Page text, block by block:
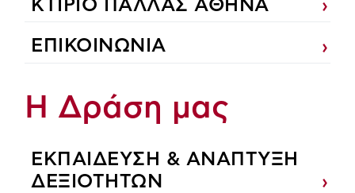
ΚΤΙΡΙΟ ΠΑΛΛΑΣ ΑΘΗΝΑ
ΕΠΙΚΟΙΝΩΝΙΑ
Η Δράση μας
ΕΚΠΑIΔΕΥΣΗ & ΑΝΑΠΤΥΞΗ
ΔΕΞΙΟΤΗΤΩΝ